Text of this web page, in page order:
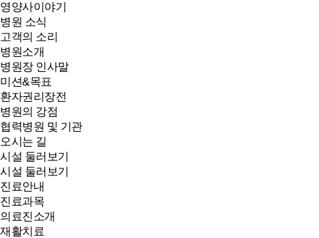
영양사이야기
병원 소식
고객의 소리
병원소개
병원장 인사말
미션&목표
환자권리장전
병원의 강점
협력병원 및 기관
오시는 길
시설 둘러보기
시설 둘러보기
진료안내
진료과목
의료진소개
재활치료